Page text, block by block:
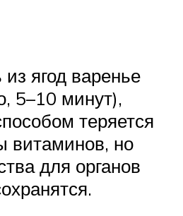
ягод варенье
5–10 минут),
теряется
витаминов, но
для органов